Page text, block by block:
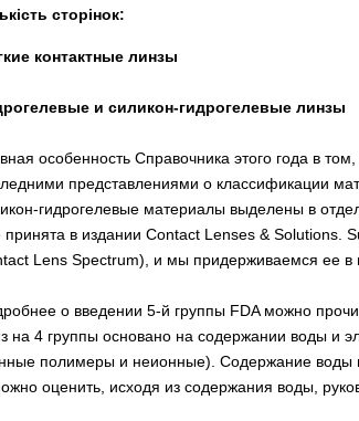
сторінок:
контактные линзы
и силикон-гидрогелевые линзы
особенность Справочника этого года в
представлениями о классификации
гидрогелевые материалы выделены в
принята в издании Contact Lenses & Solutions.
Lens Spectrum), и мы придерживаемся ее в
о введении 5-й группы FDA можно
на 4 группы основано на содержании воды и
полимеры и неионные). Содержание воды в
оценить, исходя из содержания воды,